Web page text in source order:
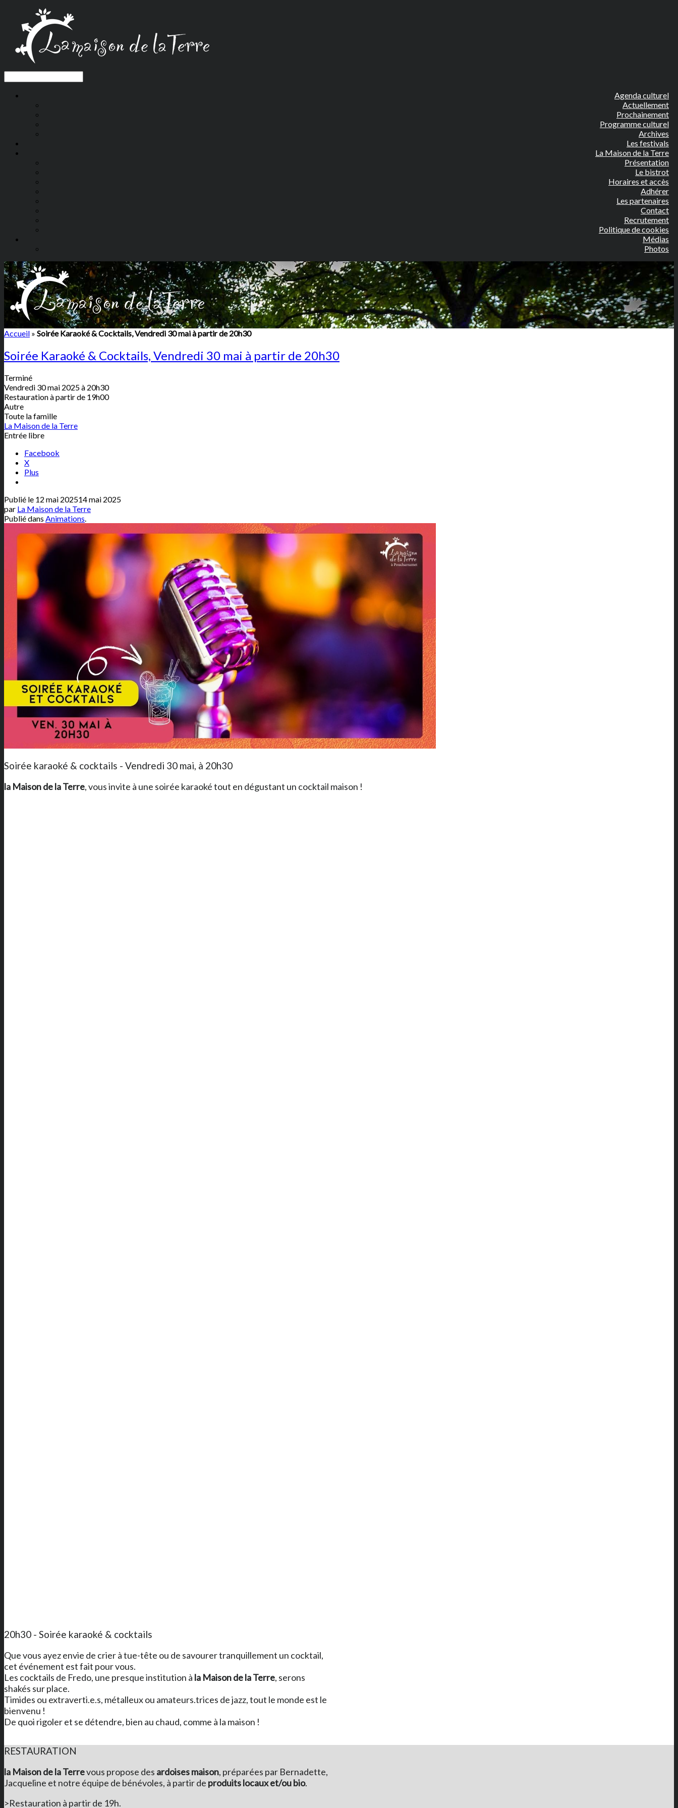
Agenda culturel
Actuellement
Prochainement
Programme culturel
Archives
Les festivals
La Maison de la Terre
Présentation
Le bistrot
Horaires et accès
Adhérer
Les partenaires
Contact
Recrutement
Politique de cookies
Médias
Photos
Accueil » Soirée Karaoké & Cocktails, Vendredi 30 mai à partir de 20h30
Soirée Karaoké & Cocktails, Vendredi 30 mai à partir de 20h30
Terminé
Vendredi 30 mai 2025 à 20h30
Restauration à partir de 19h00
Autre
Toute la famille
La Maison de la Terre
Entrée libre
Facebook
X
Plus
Publié le 12 mai 202514 mai 2025
par La Maison de la Terre
Publié dans Animations.
Soirée karaoké & cocktails - Vendredi 30 mai, à 20h30
la Maison de la Terre, vous invite à une soirée karaoké tout en dégustant un cocktail maison !
20h30 - Soirée karaoké & cocktails
Que vous ayez envie de crier à tue-tête ou de savourer tranquillement un cocktail,
cet événement est fait pour vous.
Les cocktails de Fredo, une presque institution à la Maison de la Terre, serons
shakés sur place.
Timides ou extraverti.e.s, métalleux ou amateurs.trices de jazz, tout le monde est le
bienvenu !
De quoi rigoler et se détendre, bien au chaud, comme à la maison !
RESTAURATION
la Maison de la Terrevous propose des ardoises maison, préparées par Bernadette,
Jacqueline et notre équipe de bénévoles, à partir de produits locaux et/ou bio.
>Restauration à partir de 19h.